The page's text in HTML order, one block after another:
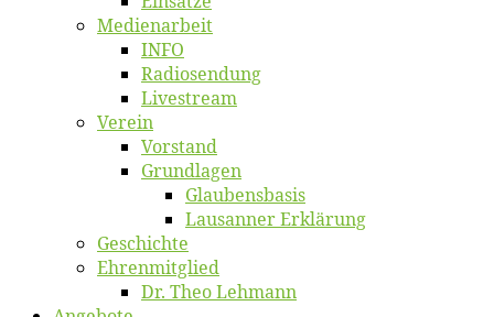
Me­di­en­ar­beit
INFO
Ra­dio­sen­dung
Live­stream
Ver­ein
Vor­stand
Grund­la­gen
Glaubens­ba­sis
Lausan­ner Erklärung
Ge­schich­te
Eh­ren­mit­glied
Dr. Theo Lehmann